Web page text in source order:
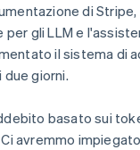
di
gli LLM e
il sistema di
due giorni.
basato sui
avremmo